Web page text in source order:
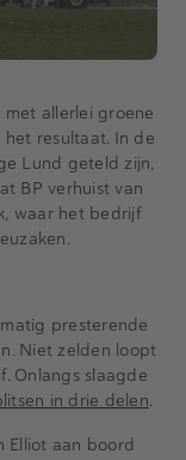
allerlei groene
resultaat. In de
Lund geteld zijn,
BP verhuist van
waar het bedrijf
presterende
Niet zelden loopt
Onlangs slaagde
in drie delen.
Elliot aan boord